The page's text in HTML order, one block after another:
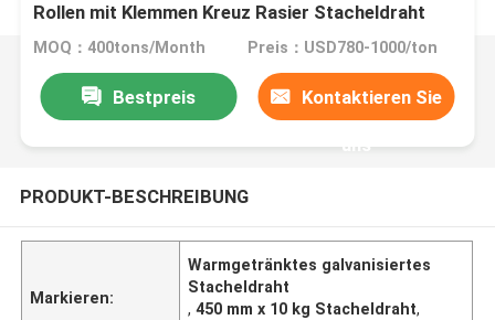
Rollen mit Klemmen Kreuz Rasier Stacheldraht
MOQ：400tons/Month Preis：USD780-1000/ton
Bestpreis Kontaktieren Sie
uns
PRODUKT-BESCHREIBUNG
Markieren:
Warmgetränktes galvanisiertes
Stacheldraht
,450 mm x 10 kg Stacheldraht,